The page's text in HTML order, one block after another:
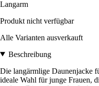
Langarm
Produkt nicht verfügbar
Alle Varianten ausverkauft
Beschreibung
Die langärmlige Daunenjacke
ideale Wahl für junge Frauen,